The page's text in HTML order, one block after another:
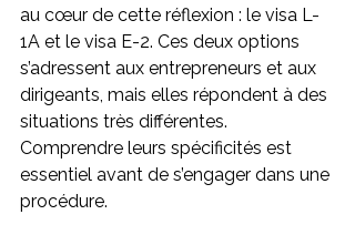
au cœur de cette réflexion : le visa L-
1A et le visa E-2. Ces deux options
s’adressent aux entrepreneurs et aux
dirigeants, mais elles répondent à des
situations très différentes.
Comprendre leurs spécificités est
essentiel avant de s’engager dans une
procédure.